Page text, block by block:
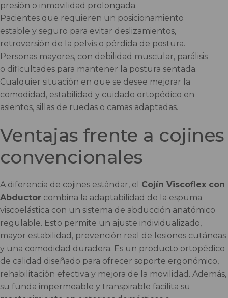
presión o inmovilidad prolongada.
Pacientes que requieren un posicionamiento
estable y seguro para evitar deslizamientos,
retroversión de la pelvis o pérdida de postura.
Personas mayores, con debilidad muscular, parálisis
o dificultades para mantener la postura sentada.
Cualquier situación en que se desee mejorar la
comodidad, estabilidad y cuidado ortopédico en
asientos, sillas de ruedas o camas adaptadas.
Ventajas frente a cojines
convencionales
A diferencia de cojines estándar, el Cojín Viscoflex con
Abductor combina la adaptabilidad de la espuma
viscoelástica con un sistema de abducción anatómico
regulable. Esto permite un ajuste individualizado,
mayor estabilidad, prevención real de lesiones cutáneas
y una comodidad duradera. Es un producto ortopédico
de calidad diseñado para ofrecer soporte ergonómico,
rehabilitación efectiva y mejora de la movilidad. Además,
su funda impermeable y transpirable facilita su